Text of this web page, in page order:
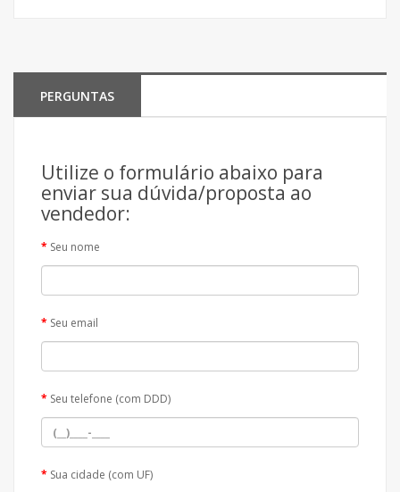
PERGUNTAS
Utilize o formulário abaixo para
enviar sua dúvida/proposta ao
vendedor:
Seu nome
Seu email
Seu telefone (com DDD)
Sua cidade (com UF)